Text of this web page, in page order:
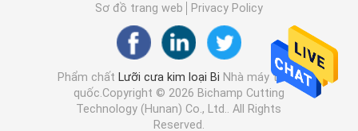
Lưỡi cưa vòng cắt nhôm
Lưỡi cưa cắt gỗ
Lưỡi cưa thép không gỉ
Sơ đồ trang web
Privacy Policy
Phẩm chất Lưỡi cưa kim loại Bi Nhà máy trung
quốc.Copyright © 2026 Bichamp Cutting
Technology (Hunan) Co., Ltd.. All Rights
Reserved.